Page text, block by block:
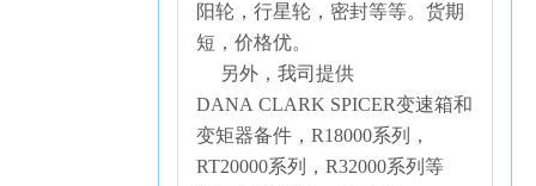
阳轮，行星轮，密封等等。货期
短，价格优。
另外，我司提供
DANA CLARK SPICER变速箱和
变矩器备件，R18000系列，
RT20000系列，R32000系列等